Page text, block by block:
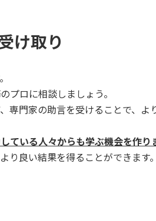
け取り
プロに相談しましょう。
専門家の助言を受けることで、よ
ている人々からも学ぶ機会を作り
り良い結果を得ることができます。